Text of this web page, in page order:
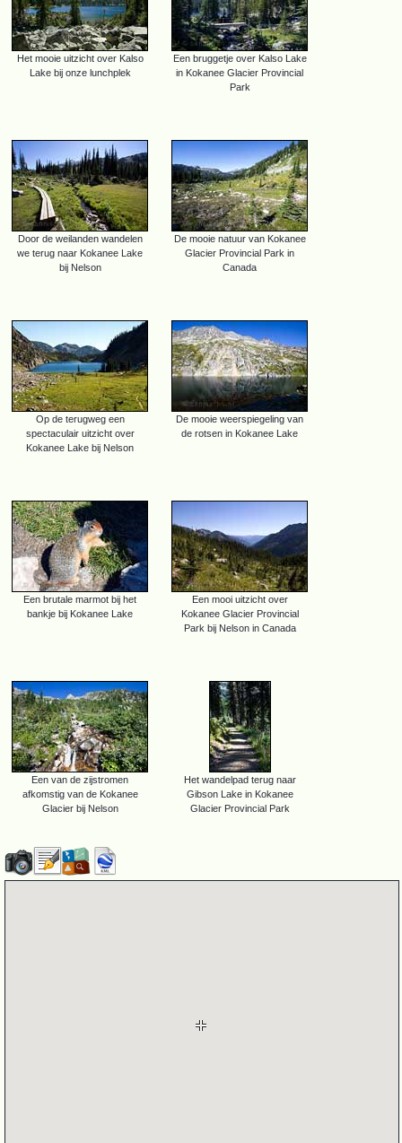
Het mooie uitzicht over Kalso
Lake bij onze lunchplek
Een bruggetje over Kalso Lake
in Kokanee Glacier Provincial
Park
Door de weilanden wandelen
we terug naar Kokanee Lake
bij Nelson
De mooie natuur van Kokanee
Glacier Provincial Park in
Canada
Op de terugweg een
spectaculair uitzicht over
Kokanee Lake bij Nelson
De mooie weerspiegeling van
de rotsen in Kokanee Lake
Een brutale marmot bij het
bankje bij Kokanee Lake
Een mooi uitzicht over
Kokanee Glacier Provincial
Park bij Nelson in Canada
Een van de zijstromen
afkomstig van de Kokanee
Glacier bij Nelson
Het wandelpad terug naar
Gibson Lake in Kokanee
Glacier Provincial Park